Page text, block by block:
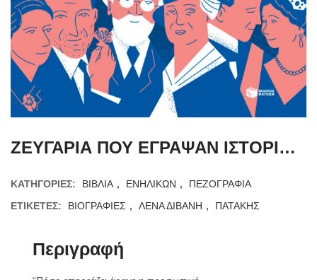
ΖΕΥΓΑΡΙΑ ΠΟΥ ΕΓΡΑΨΑΝ ΙΣΤΟΡΙΑ – ΛΕΝΑ ΔΙΒΑΝΗ
ΚΑΤΗΓΟΡΊΕΣ: ΒΙΒΛΙΑ , ΕΝΗΛΙΚΩΝ ,
ΠΕΖΟΓΡΑΦΙΑ
ΕΤΙΚΈΤΕΣ:
ΒΙΟΓΡΑΦΙΕΣ , ΛΕΝΑ ΔΙΒΑΝΗ , ΠΑΤΑΚΗΣ
Περιγραφή